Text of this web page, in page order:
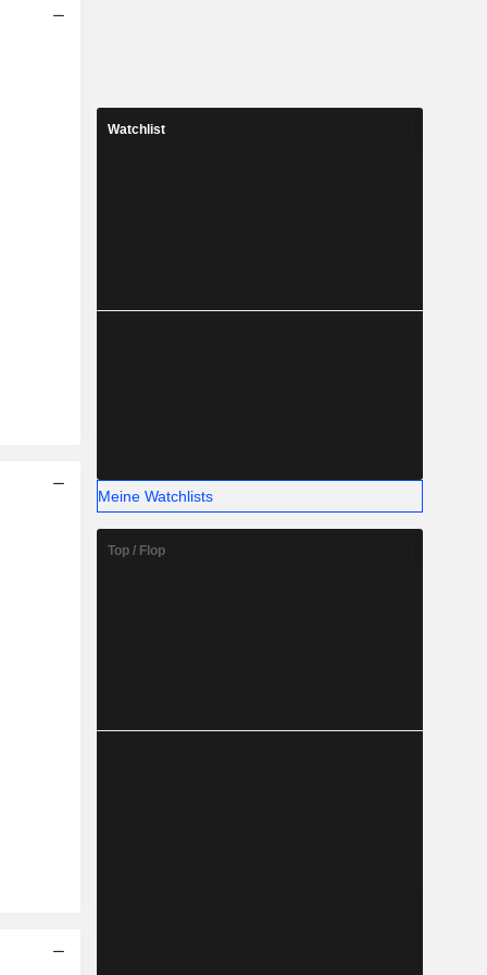
Watchlist
Meine Watchlists
Top / Flop